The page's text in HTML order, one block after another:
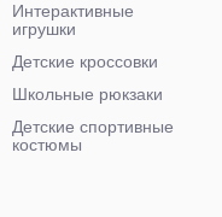
Интерактивные
игрушки
Детские кроссовки
Школьные рюкзаки
Детские спортивные
костюмы